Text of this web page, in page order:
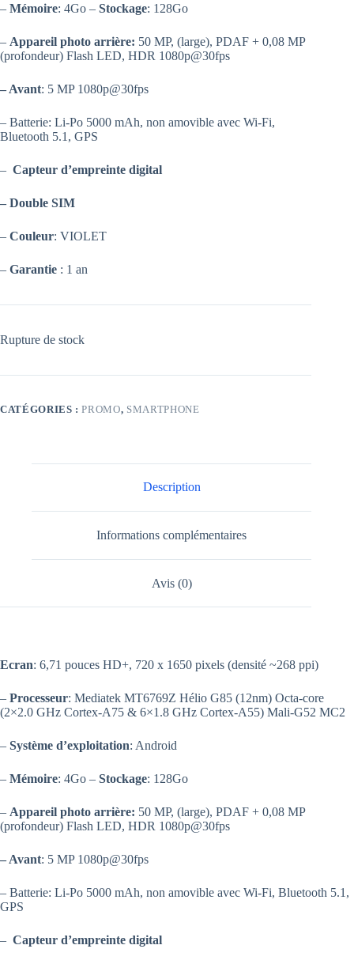
– Mémoire: 4Go – Stockage: 128Go
– Appareil photo arrière: 50 MP, (large), PDAF + 0,08 MP
(profondeur) Flash LED, HDR 1080p@30fps
– Avant: 5 MP 1080p@30fps
– Batterie: Li-Po 5000 mAh, non amovible avec Wi-Fi,
Bluetooth 5.1, GPS
– Capteur d’empreinte digital
– Double SIM
– Couleur: VIOLET
– Garantie : 1 an
Rupture de stock
CATÉGORIES :PROMO, SMARTPHONE
Description
Informations complémentaires
Avis (0)
Ecran: 6,71 pouces HD+, 720 x 1650 pixels (densité ~268 ppi)
– Processeur: Mediatek MT6769Z Hélio G85 (12nm) Octa-core
(2×2.0 GHz Cortex-A75 & 6×1.8 GHz Cortex-A55) Mali-G52 MC2
– Système d’exploitation: Android
– Mémoire: 4Go – Stockage: 128Go
– Appareil photo arrière: 50 MP, (large), PDAF + 0,08 MP
(profondeur) Flash LED, HDR 1080p@30fps
– Avant: 5 MP 1080p@30fps
– Batterie: Li-Po 5000 mAh, non amovible avec Wi-Fi, Bluetooth 5.1,
GPS
– Capteur d’empreinte digital